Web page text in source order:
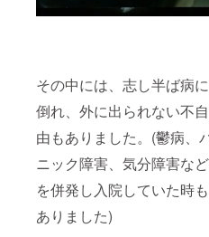
その中には、志し半ば病に
倒れ、外に出られない不自
由もありました。(鬱病、
ニック障害、気分障害など
を併発し入院していた時も
ありました)